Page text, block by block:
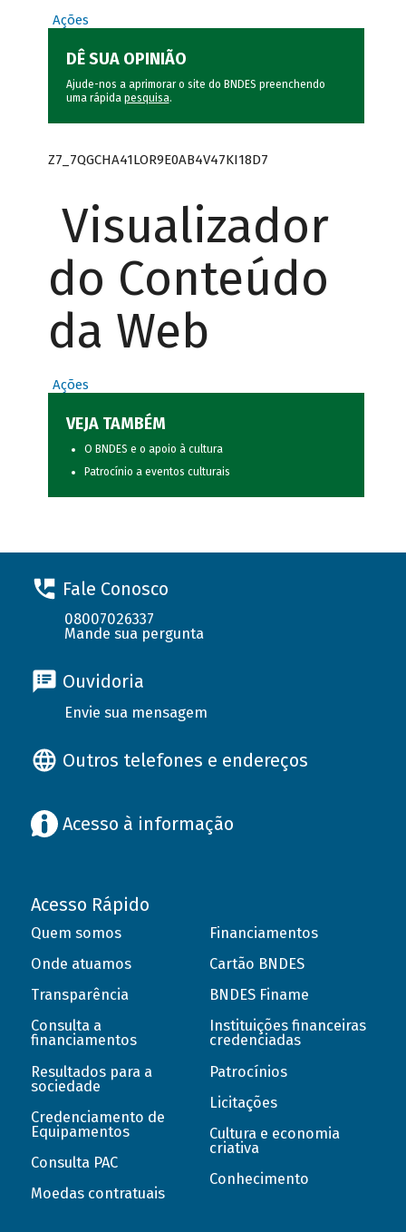
Ações
DÊ SUA OPINIÃO
Ajude-nos a aprimorar o site do BNDES preenchendo
uma rápida pesquisa.
Z7_7QGCHA41LOR9E0AB4V47KI18D7
Visualizador
do Conteúdo
da Web
Ações
VEJA TAMBÉM
O BNDES e o apoio à cultura
Patrocínio a eventos culturais
Fale Conosco
08007026337
Mande sua pergunta
Ouvidoria
Envie sua mensagem
Outros telefones e endereços
Acesso à informação
Acesso Rápido
Quem somos
Onde atuamos
Transparência
Consulta a
financiamentos
Resultados para a
sociedade
Credenciamento de
Equipamentos
Consulta PAC
Moedas contratuais
Financiamentos
Cartão BNDES
BNDES Finame
Instituições financeiras
credenciadas
Patrocínios
Licitações
Cultura e economia
criativa
Conhecimento